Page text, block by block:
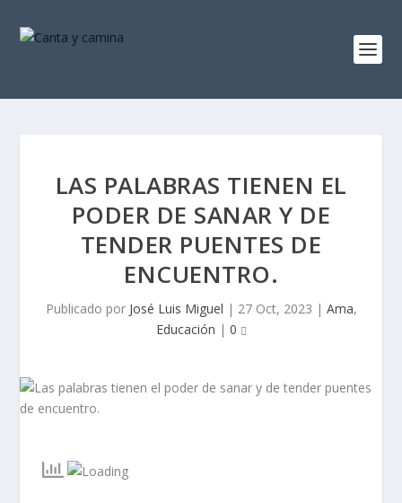
LAS PALABRAS TIENEN EL
PODER DE SANAR Y DE
TENDER PUENTES DE
ENCUENTRO.
Publicado por José Luis Miguel | 27 Oct, 2023 | Ama,
Educación | 0